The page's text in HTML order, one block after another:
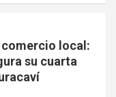
comercio local:
su cuarta